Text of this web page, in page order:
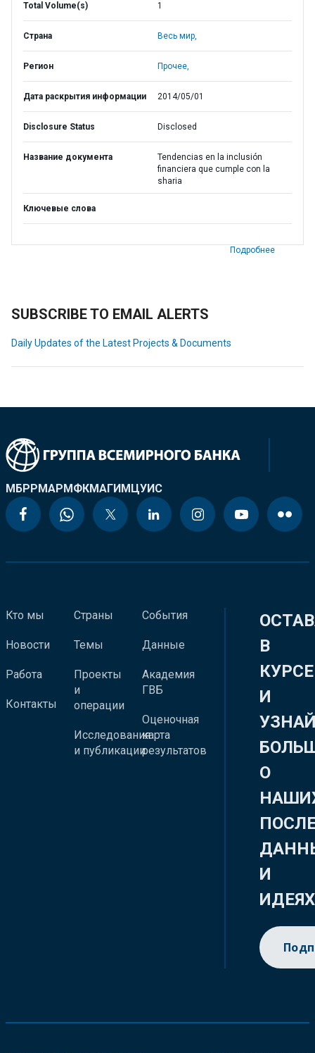
Total Volume(s) 1
Страна Весь мир,
Регион Прочее,
Дата раскрытия информации 2014/05/01
Disclosure Status Disclosed
Название документа
Tendencias en la inclusión
financiera que cumple con la
sharia
Ключевые слова
Подробнее
SUBSCRIBE TO EMAIL ALERTS
Daily Updates of the Latest Projects & Documents
МБРРМАРМФКМАГИМЦУИС
Кто мы
Новости
Работа
Контакты
Страны
Темы
Проекты
и
операции
Исследования
и публикации
События
Данные
Академия
ГВБ
Оценочная
карта
результатов
В
КУРСЕ
И
О
И
ИДЕЯХ